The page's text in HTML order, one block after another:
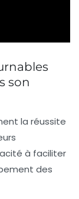
son
la réussite
à faciliter
des